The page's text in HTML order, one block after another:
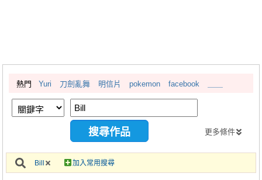
繪圖藝廊
交流中心
攤位轉讓區
會員中心
註冊會員
熱門 Yuri 刀劍亂舞 明信片 pokemon facebook
更多條件
Bill 加入常用搜尋